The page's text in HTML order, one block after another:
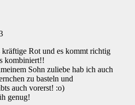
Rot und es kommt richtig
kombiniert!!
Sohn zuliebe hab ich auch
zu basteln und
auch vorerst! :o)
genug!